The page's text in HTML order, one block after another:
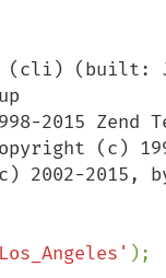
(cli) (built:
2015 Zend